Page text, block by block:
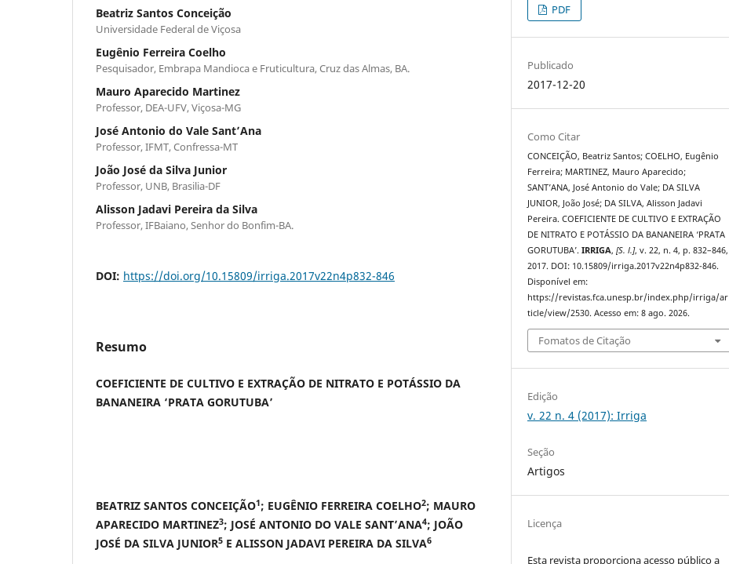
Beatriz Santos Conceição
Universidade Federal de Viçosa
Eugênio Ferreira Coelho
Pesquisador, Embrapa Mandioca e Fruticultura, Cruz das Almas, BA.
Mauro Aparecido Martinez
Professor, DEA-UFV, Viçosa-MG
José Antonio do Vale Sant’Ana
Professor, IFMT, Confressa-MT
João José da Silva Junior
Professor, UNB, Brasilia-DF
Alisson Jadavi Pereira da Silva
Professor, IFBaiano, Senhor do Bonfim-BA.
DOI: https://doi.org/10.15809/irriga.2017v22n4p832-846
Resumo
COEFICIENTE DE CULTIVO E EXTRAÇÃO DE NITRATO E POTÁSSIO DA
BANANEIRA ‘PRATA GORUTUBA’
BEATRIZ SANTOS CONCEIÇÃO1; EUGÊNIO FERREIRA COELHO2; MAURO
APARECIDO MARTINEZ3; JOSÉ ANTONIO DO VALE SANT’ANA4; JOÃO
JOSÉ DA SILVA JUNIOR5 E ALISSON JADAVI PEREIRA DA SILVA6
PDF
Publicado
2017-12-20
Como Citar
CONCEIÇÃO, Beatriz Santos; COELHO, Eugênio
Ferreira; MARTINEZ, Mauro Aparecido;
SANT’ANA, José Antonio do Vale; DA SILVA
JUNIOR, João José; DA SILVA, Alisson Jadavi
Pereira. COEFICIENTE DE CULTIVO E EXTRAÇÃO
DE NITRATO E POTÁSSIO DA BANANEIRA ‘PRATA
GORUTUBA’.IRRIGA,[S. l.], v. 22, n. 4, p. 832–846,
2017. DOI: 10.15809/irriga.2017v22n4p832-846.
Disponível em:
https://revistas.fca.unesp.br/index.php/irriga/ar
ticle/view/2530. Acesso em: 8 ago. 2026.
Fomatos de Citação
Edição
v. 22 n. 4 (2017): Irriga
Seção
Artigos
Licença
Esta revista proporciona acesso público a